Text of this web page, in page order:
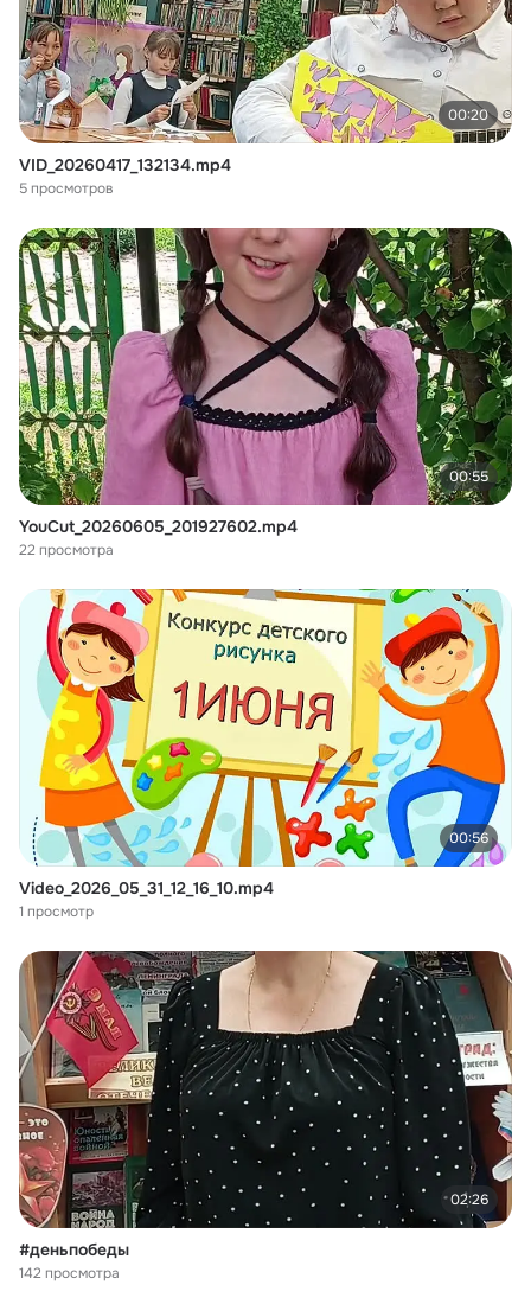
00:20
VID_20260417_132134.mp4
5 просмотров
00:55
YouCut_20260605_201927602.mp4
22 просмотра
00:56
Video_2026_05_31_12_16_10.mp4
1 просмотр
02:26
#деньпобеды
142 просмотра